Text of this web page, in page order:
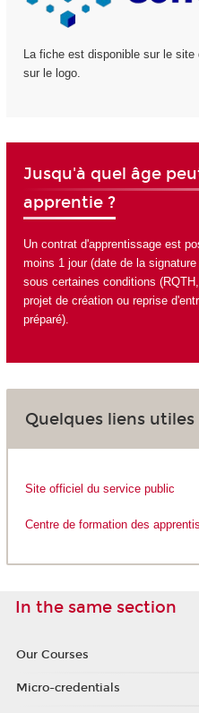
La fiche est disponible sur le
sur le logo.
Jusqu'à quel âge
apprentie ?
Un contrat d'apprentissage est
moins 1 jour (date de la
sous certaines conditions
projet de création ou reprise
préparé).
Quelques liens utiles
Site officiel du service public
Centre de formation des
In the same section
Our Courses
Micro-credentials